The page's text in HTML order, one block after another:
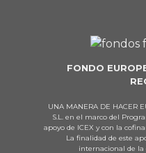
FONDO
UNA MANERA DE HACER
S.L. en el marco del
apoyo de ICEX y con la
La finalidad de este
internacional de la